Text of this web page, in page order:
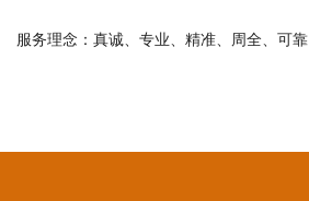
服务理念：真诚、专业、精准、周全、可靠